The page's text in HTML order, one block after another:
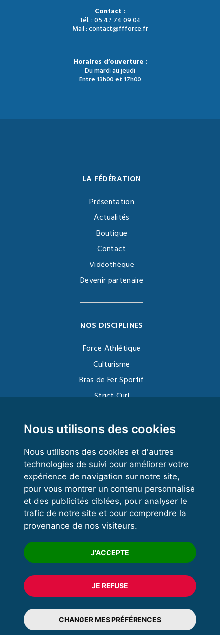
Nous utilisons des cookies
Nous utilisons des cookies et d'autres
technologies de suivi pour améliorer votre
expérience de navigation sur notre site,
pour vous montrer un contenu personnalisé
et des publicités ciblées, pour analyser le
trafic de notre site et pour comprendre la
provenance de nos visiteurs.
J'ACCEPTE
JE REFUSE
CHANGER MES PRÉFÉRENCES
Contact :
Tél. : 05 47 74 09 04
Mail : contact@ffforce.fr
Horaires d’ouverture :
Du mardi au jeudi
Entre 13h00 et 17h00
LA FÉDÉRATION
Présentation
Actualités
Boutique
Contact
Vidéothèque
Devenir partenaire
NOS DISCIPLINES
Force Athlétique
Culturisme
Bras de Fer Sportif
Strict Curl
Kettlebell
VOS ESPACES
Espace dirigeant
Espace licencié
Trouver un club
Formation
© 2020 FFFORCE Tous droits réservés
Mentions légales
Plan du site